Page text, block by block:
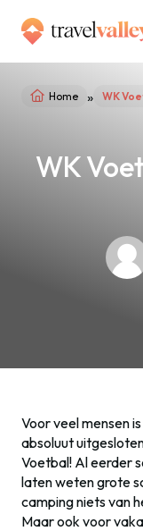
Home »
WK
Voor veel mensen
absoluut
Voetbal! Al eerder
laten weten grote
camping niets van
Maar ook voor